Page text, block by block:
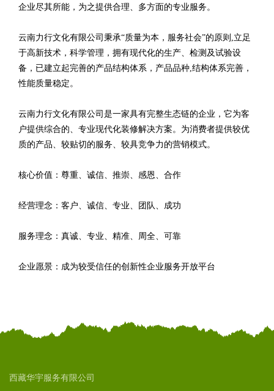
企业尽其所能，为之提供合理、多方面的专业服务。
云南力行文化有限公司秉承“质量为本，服务社会”的原则,立足
于高新技术，科学管理，拥有现代化的生产、检测及试验设
备，已建立起完善的产品结构体系，产品品种,结构体系完善，
性能质量稳定。
云南力行文化有限公司是一家具有完整生态链的企业，它为客
户提供综合的、专业现代化装修解决方案。为消费者提供较优
质的产品、较贴切的服务、较具竞争力的营销模式。
核心价值：尊重、诚信、推崇、感恩、合作
经营理念：客户、诚信、专业、团队、成功
服务理念：真诚、专业、精准、周全、可靠
企业愿景：成为较受信任的创新性企业服务开放平台
西藏华宇服务有限公司